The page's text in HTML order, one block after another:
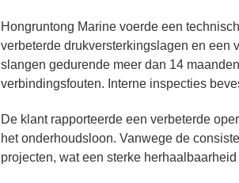
Hongruntong Marine voerde een
verbeterde drukversterkingslagen en een
slangen gedurende meer dan 14
verbindingsfouten. Interne inspecties
De klant rapporteerde een verbeterde
het onderhoudsloon. Vanwege de
projecten, wat een sterke